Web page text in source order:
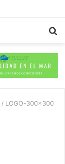
/ LOGO-300×300